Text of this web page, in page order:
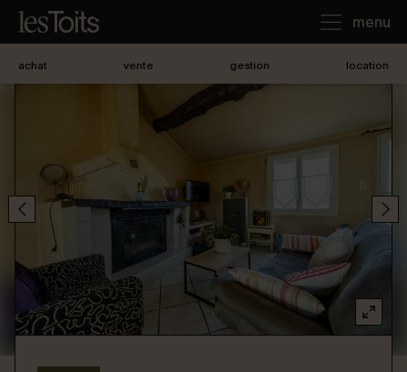
menu
Je vends
Notre agence
achat vente gestion location